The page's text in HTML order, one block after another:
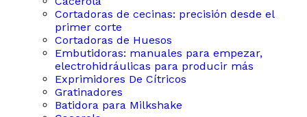
Cortadoras de cecinas: precisión desde el
primer corte
Cortadoras de Huesos
Embutidoras: manuales para empezar,
electrohidráulicas para producir más
Exprimidores De Cítricos
Gratinadores
Batidora para Milkshake